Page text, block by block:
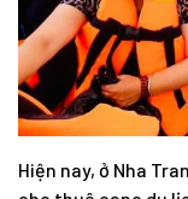
Hiện nay, ở Nha